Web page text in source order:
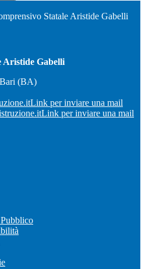
Statale Aristide Gabelli
Aristide Gabelli
(BA)
Link per inviare una mail
Link per inviare una mail